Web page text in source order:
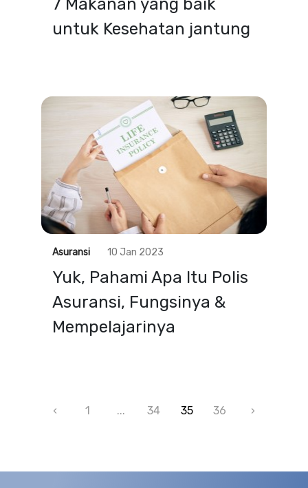
7 Makanan yang baik
untuk Kesehatan jantung
Asuransi 10 Jan 2023
Yuk, Pahami Apa Itu Polis
Asuransi, Fungsinya &
Mempelajarinya
‹ 1 ... 34 35 36 ›